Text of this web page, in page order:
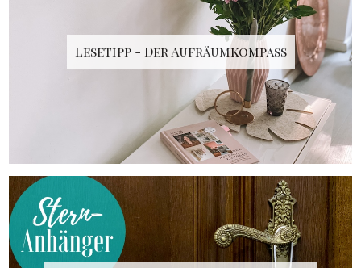
Lesetipp - Der Aufräumkompass